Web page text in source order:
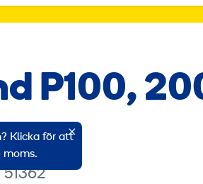
P100,
Klicka för att
moms.